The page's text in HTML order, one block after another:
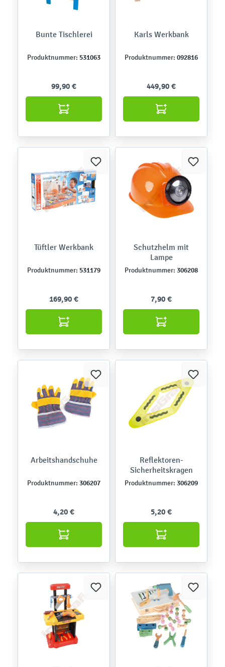
Bunte Tischlerei
Produktnummer: 531063
99,90 €
Karls Werkbank
Produktnummer: 092816
449,90 €
Tüftler Werkbank
Produktnummer: 531179
169,90 €
Schutzhelm mit
Lampe
Produktnummer: 306208
7,90 €
Arbeitshandschuhe
Produktnummer: 306207
4,20 €
Reflektoren-
Sicherheitskragen
Produktnummer: 306209
5,20 €